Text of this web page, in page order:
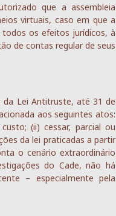
que a assembleia
virtuais, caso em que a
os efeitos jurídicos, à
de contas regular de seus
da Lei Antitruste, até 31 de
aos seguintes atos:
(ii) cessar, parcial ou
da lei praticadas a partir
o cenário extraordinário
do Cade, não há
– especialmente pela